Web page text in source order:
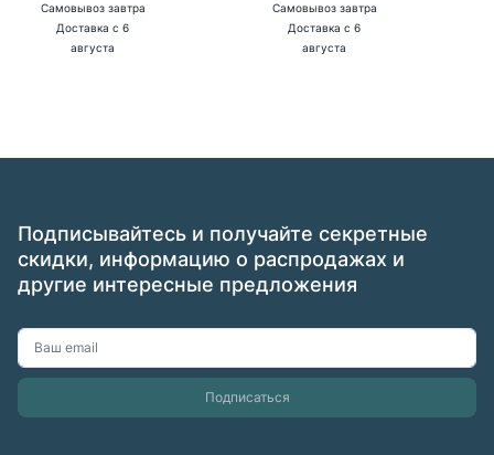
Самовывоз завтра
Доставка с 6
августа
Самовывоз завтра
Доставка с 6
августа
Подписывайтесь и получайте секретные
скидки, информацию о распродажах и
другие интересные предложения